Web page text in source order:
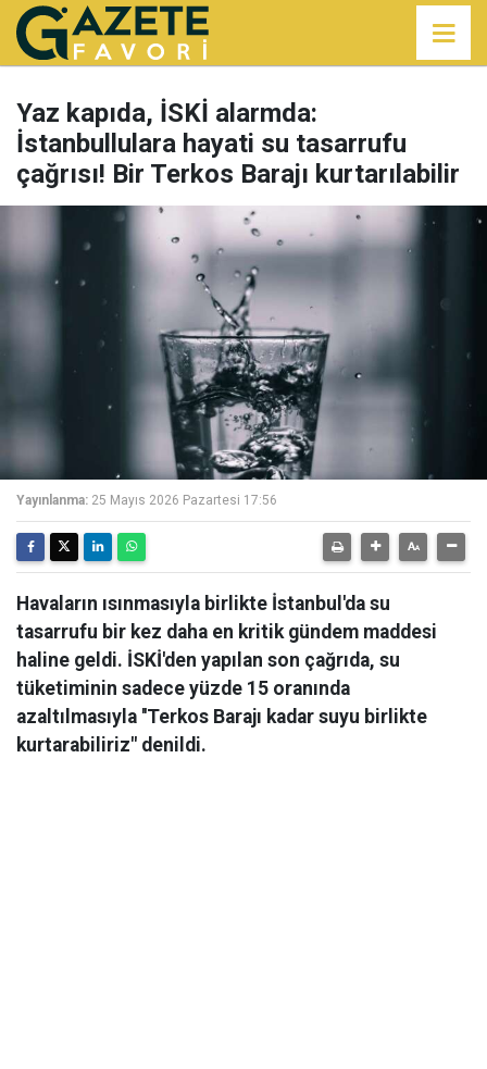
Yaz kapıda, İSKİ alarmda:
İstanbullulara hayati su tasarrufu
çağrısı! Bir Terkos Barajı kurtarılabilir
Yayınlanma: 25 Mayıs 2026 Pazartesi 17:56
Havaların ısınmasıyla birlikte İstanbul'da su
tasarrufu bir kez daha en kritik gündem maddesi
haline geldi. İSKİ'den yapılan son çağrıda, su
tüketiminin sadece yüzde 15 oranında
azaltılmasıyla ''Terkos Barajı kadar suyu birlikte
kurtarabiliriz" denildi.